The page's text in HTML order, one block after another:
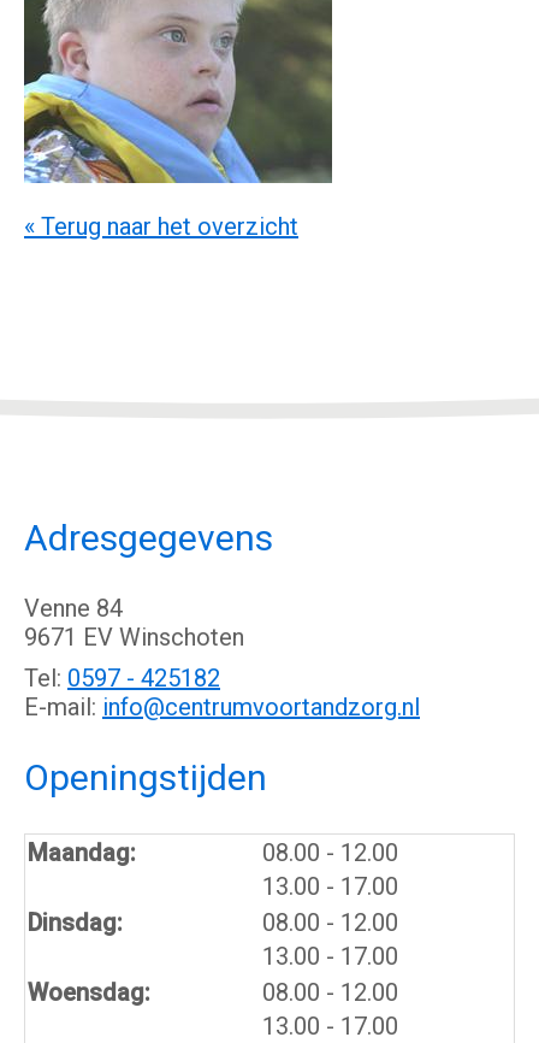
« Terug naar het overzicht
Adresgegevens
Venne 84
9671 EV Winschoten
Tel: 0597 - 425182
E-mail: info@centrumvoortandzorg.nl
Openingstijden
Maandag: 08.00 tot
- 12.00
13.00 tot
- 17.00
Dinsdag:
08.00 tot
- 12.00
13.00 tot
- 17.00
Woensdag:
08.00 tot
- 12.00
13.00 tot
- 17.00